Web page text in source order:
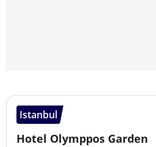
Istanbul
Hotel Olymppos Garden